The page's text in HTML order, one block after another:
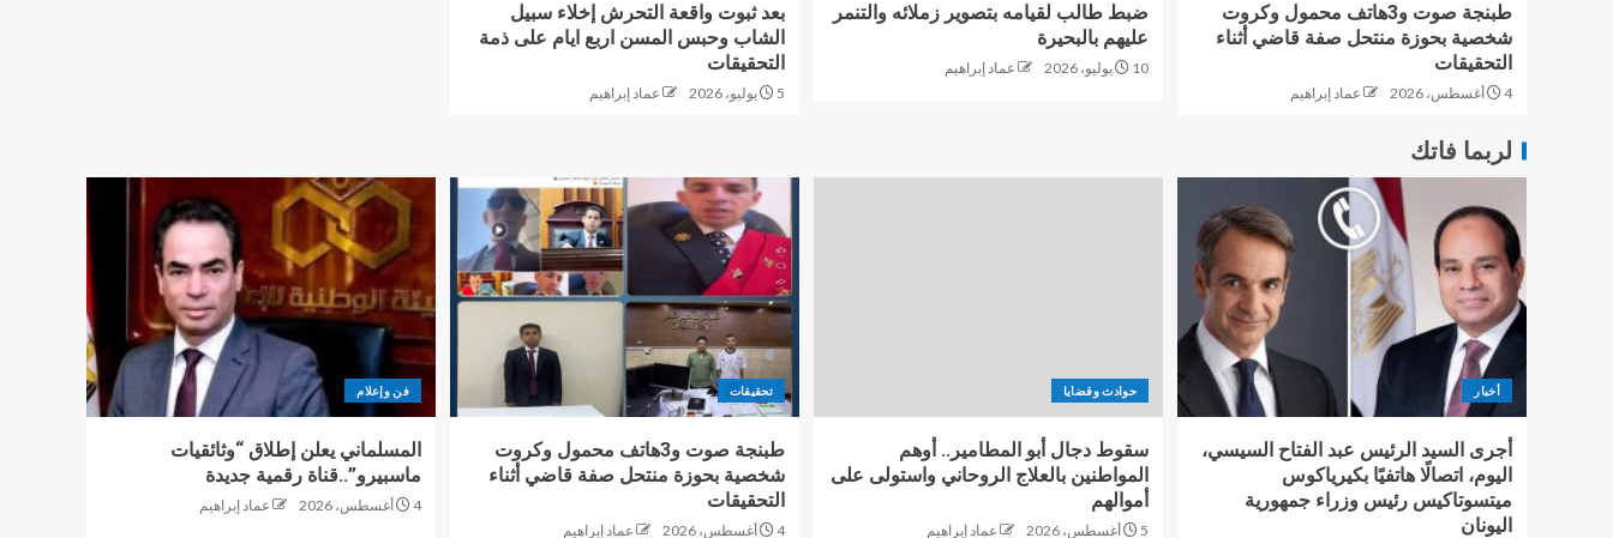
طبنجة صوت و3هاتف محمول وكروت
شخصية بحوزة منتحل صفة قاضي أثناء
التحقيقات
4 أغسطس، 2026 عماد إبراهيم
ضبط طالب لقيامه بتصوير زملائه والتنمر
عليهم بالبحيرة
10 يوليو، 2026 عماد إبراهيم
بعد ثبوت واقعة التحرش إخلاء سبيل
الشاب وحبس المسن اربع ايام على ذمة
التحقيقات
5 يوليو، 2026 عماد إبراهيم
لربما فاتك
أخبار
أجرى السيد الرئيس عبد الفتاح السيسي،
اليوم، اتصالًا هاتفيًا بكيرياكوس
ميتسوتاكيس رئيس وزراء جمهورية
اليونان
حوادث وقضايا
سقوط دجال أبو المطامير.. أوهم
المواطنين بالعلاج الروحاني واستولى على
أموالهم
5 أغسطس، 2026 عماد إبراهيم
تحقيقات
طبنجة صوت و3هاتف محمول وكروت
شخصية بحوزة منتحل صفة قاضي أثناء
التحقيقات
4 أغسطس، 2026 عماد إبراهيم
فن وإعلام
المسلماني يعلن إطلاق “وثائقيات
ماسبيرو”..قناة رقمية جديدة
4 أغسطس، 2026 عماد إبراهيم